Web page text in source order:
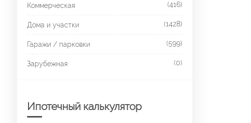
Коммерческая (416)
Дома и участки (1428)
Гаражи / парковки (599)
Зарубежная (0)
Ипотечный калькулятор